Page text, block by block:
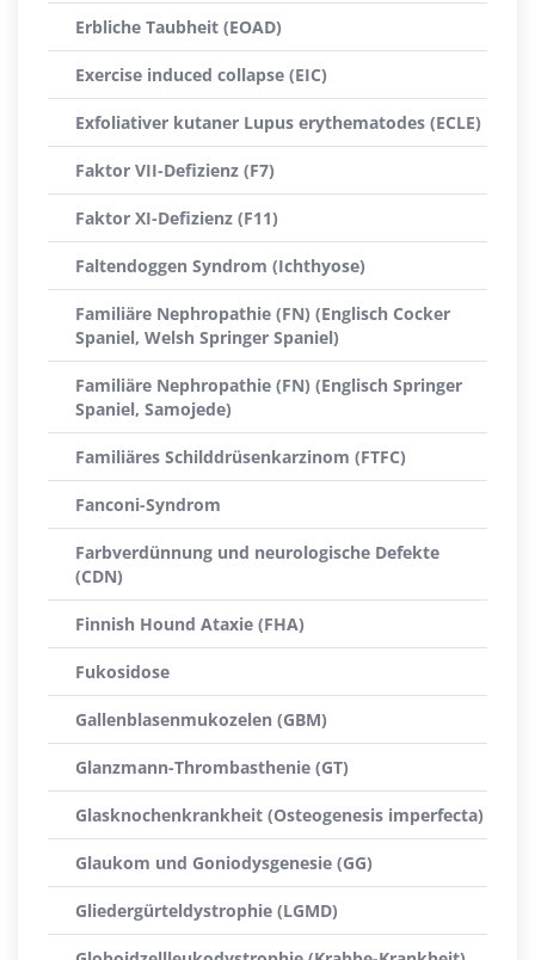
Erbliche Taubheit (EOAD)
Exercise induced collapse (EIC)
Exfoliativer kutaner Lupus erythematodes (ECLE)
Faktor VII-Defizienz (F7)
Faktor XI-Defizienz (F11)
Faltendoggen Syndrom (Ichthyose)
Familiäre Nephropathie (FN) (Englisch Cocker
Spaniel, Welsh Springer Spaniel)
Familiäre Nephropathie (FN) (Englisch Springer
Spaniel, Samojede)
Familiäres Schilddrüsenkarzinom (FTFC)
Fanconi-Syndrom
Farbverdünnung und neurologische Defekte
(CDN)
Finnish Hound Ataxie (FHA)
Fukosidose
Gallenblasenmukozelen (GBM)
Glanzmann-Thrombasthenie (GT)
Glasknochenkrankheit (Osteogenesis imperfecta)
Glaukom und Goniodysgenesie (GG)
Gliedergürteldystrophie (LGMD)